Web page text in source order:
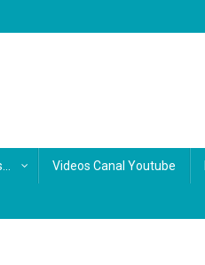
Videos Canal Youtube